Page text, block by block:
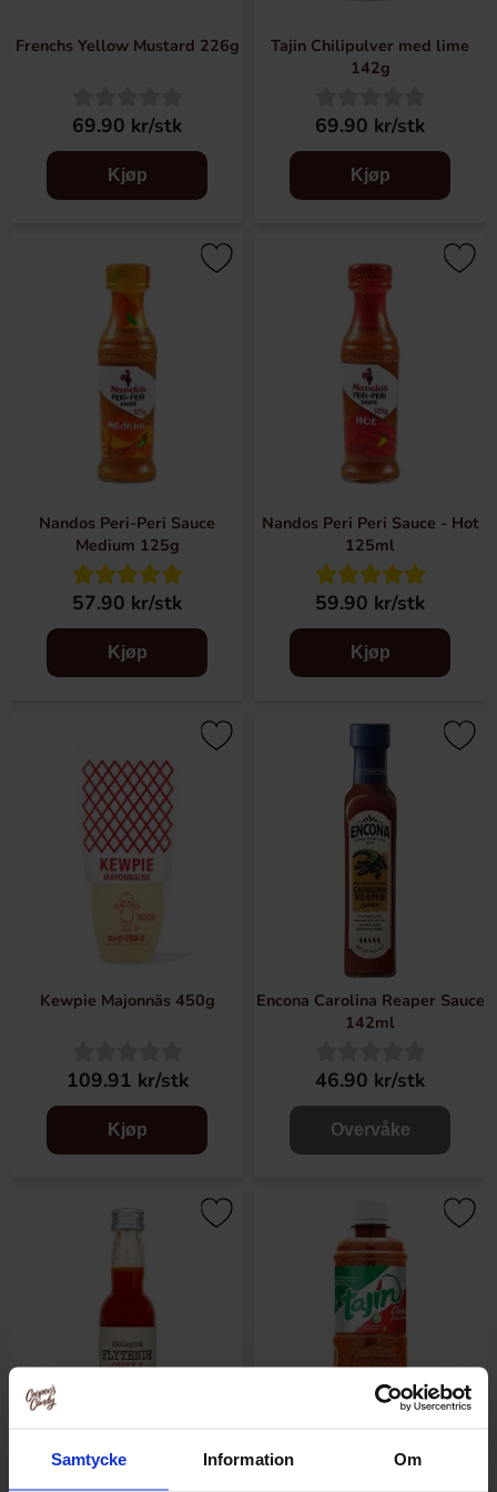
Samtycke Information Om
Frenchs Yellow Mustard 226g
69.90 kr/stk
Kjøp
Tajin Chilipulver med lime
142g
69.90 kr/stk
Kjøp
Nandos Peri-Peri Sauce
Medium 125g
57.90 kr/stk
Kjøp
Nandos Peri Peri Sauce - Hot
125ml
59.90 kr/stk
Kjøp
Kewpie Majonnäs 450g
109.91 kr/stk
Kjøp
Encona Carolina Reaper Sauce
142ml
46.90 kr/stk
Overvåke